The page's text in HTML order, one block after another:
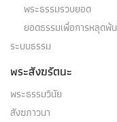
พระธรรมรวบยอด
ยอดธรรมเพื่อการหลุดพ้น
ระบบธรรม
พระสังฆรัตนะ
พระธรรมวินัย
สังฆภาวนา